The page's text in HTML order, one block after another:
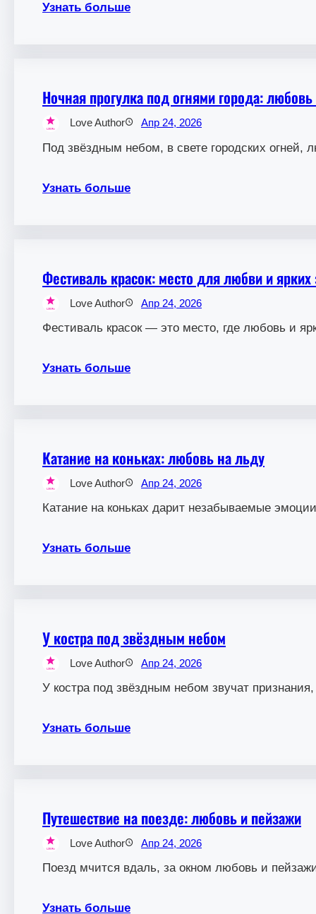
Узнать больше
Ночная прогулка под огнями города:
Love Author Апр 24, 2026
Под звёздным небом, в свете городских огней,
Узнать больше
Фестиваль красок: место для любви и
Love Author Апр 24, 2026
Фестиваль красок — это место, где любовь и
Узнать больше
Катание на коньках: любовь на льду
Love Author Апр 24, 2026
Катание на коньках дарит незабываемые
Узнать больше
У костра под звёздным небом
Love Author Апр 24, 2026
У костра под звёздным небом звучат
Узнать больше
Путешествие на поезде: любовь и пейзажи
Love Author Апр 24, 2026
Поезд мчится вдаль, за окном любовь и
Узнать больше